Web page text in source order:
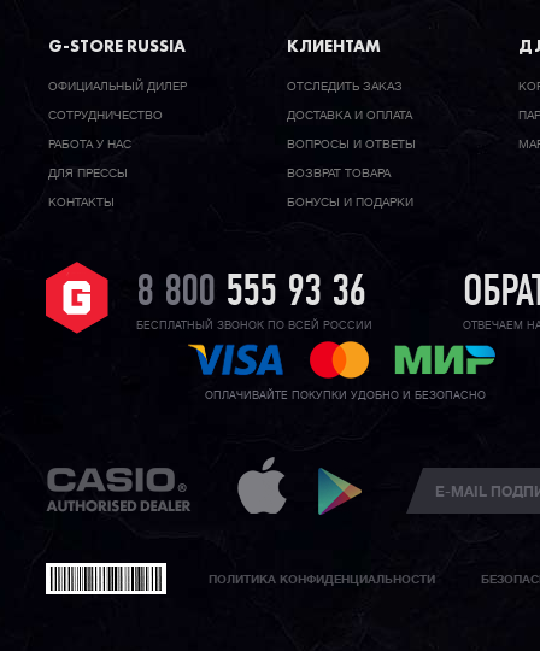
G-STORE RUSSIA
ОФИЦИАЛЬНЫЙ ДИЛЕР
CОТРУДНИЧЕСТВО
РАБОТА У НАС
ДЛЯ ПРЕССЫ
КОНТАКТЫ
КЛИЕНТАМ
ОТСЛЕДИТЬ ЗАКАЗ
ДОСТАВКА И ОПЛАТА
ВОПРОСЫ И ОТВЕТЫ
ВОЗВРАТ ТОВАРА
БОНУСЫ И ПОДАРКИ
8 800 555 93 36
БЕСПЛАТНЫЙ ЗВОНОК ПО ВСЕЙ РОССИИ ОТВЕЧАЕМ
ОПЛАЧИВАЙТЕ ПОКУПКИ УДОБНО И БЕЗОПАСНО
ПОЛИТИКА КОНФИДЕНЦИАЛЬНОСТИ